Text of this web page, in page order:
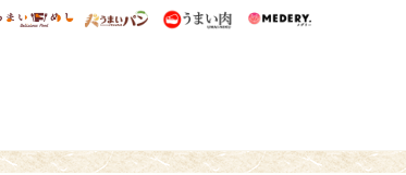
研 ディズニー特集
うまいめし うまいパン うまい肉